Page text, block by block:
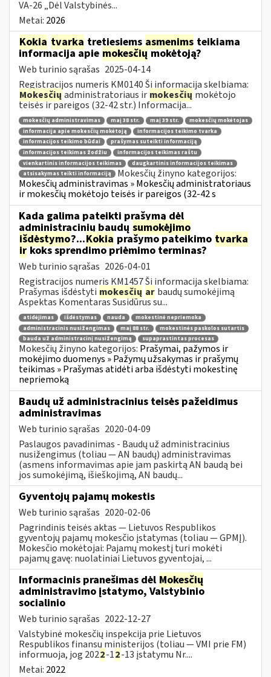
VA-26 „Dėl Valstybinės...
Metai: 2026
Kokia tvarka tretiesiems asmenims teikiama
informacija apie mokesčiųmokėtoją?
Web turinio sąrašas 2025-04-14
Registracijos numeris KM0140 Ši informacija skelbiama:
Mokesčių administratoriaus ir mokesčių mokėtojo
teisės ir pareigos (32-42 str.) Informacija...
mokesčių administravimas maį 38 str. maį 39 str.
mokesčių mokėtojas
informacija apie mokesčių mokėtoją
informacijos teikimo tvarka
informacijos teikimo būdai
prašymas suteikti informaciją
informacijos teikimas žodžiu
informacijos teikimas raštu
vienkartinis informacijos teikimas
daugkartinis informacijos teikimas
atsisakymas teikti informaciją
Mokesčių žinyno kategorijos:
Mokesčių administravimas » Mokesčių administratoriaus
ir mokesčių mokėtojo teisės ir pareigos (32-42 s
Kada galima pateikti prašymą dėl
administracinių baudų sumokėjimo
išdėstymo?...Kokia prašymo pateikimo tvarka
irkoks sprendimo priėmimo terminas?
Web turinio sąrašas 2026-04-01
Registracijos numeris KM1457 Ši informacija skelbiama:
Prašymas išdėstyti mokesčių ar baudų sumokėjimą
Aspektas Komentaras Susidūrus su...
atidėjimas išdėstymas nauda
mokestinė nepriemoka
administracinis nusižengimas
maį 88 str.
mokestinės paskolos sutartis
bauda už administracinį nusižengimą
supaprastintas procesas
Mokesčių žinyno kategorijos: Prašymai, pažymos ir
mokėjimo duomenys » Pažymų užsakymas ir prašymų
teikimas » Prašymas atidėti arba išdėstyti mokestinę
nepriemoką
Baudų už administracinius teisės pažeidimus
administravimas
Web turinio sąrašas 2020-04-09
Paslaugos pavadinimas - Baudų už administracinius
nusižengimus (toliau — AN baudų) administravimas
(asmens informavimas apie jam paskirtą AN baudą bei
jos sumokėjimą, išieškojimą, AN baudų...
Gyventojų pajamų mokestis
Web turinio sąrašas 2020-02-06
Pagrindinis teisės aktas — Lietuvos Respublikos
gyventojų pajamų mokesčio įstatymas (toliau — GPMĮ).
Mokesčio mokėtojai: Pajamų mokestį turi mokėti
pajamų gavę: nuolatiniai Lietuvos gyventojai, ...
Informacinis pranešimas dėl Mokesčių
administravimo įstatymo, Valstybinio
socialinio
Web turinio sąrašas 2022-12-27
Valstybinė mokesčių inspekcija prie Lietuvos
Respublikos finansų ministerijos (toliau — VMI prie FM)
informuoja, jog 2022-12-13 įstatymu Nr....
Metai: 2022